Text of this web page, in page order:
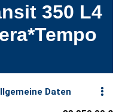
350 L4
Daten